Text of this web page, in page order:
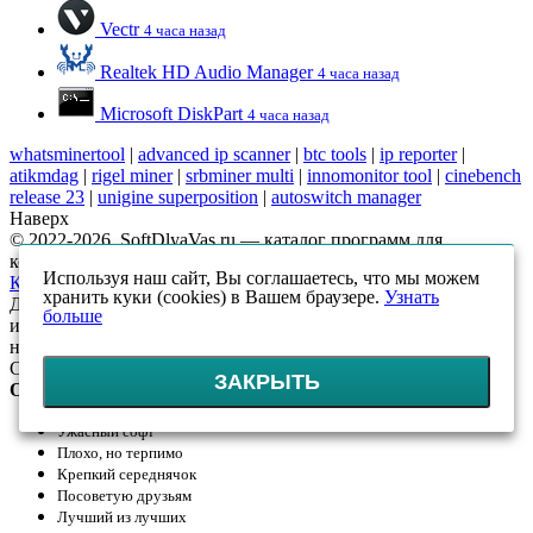
Vectr 4 часа назад
Realtek HD Audio Manager 4 часа назад
Microsoft DiskPart 4 часа назад
whatsminertool | advanced ip scanner| btc tools | ip reporter|
atikmdag | rigel miner| srbminer multi | innomonitor tool | cinebench
release 23 | unigine superposition | autoswitch manager
Наверх
© 2022-2026, SoftDlyaVas.ru — каталог программ для
компьютера.
Карта сайта
Данный интернет-сайт носит исключительно
информационный характер и ни при каких условиях
не является публичной офертой, определяемой положениями
Статьи 437 (2) ГК РФ
Оцените!
Ужасный софт
Плохо, но терпимо
Крепкий середнячок
Посоветую друзьям
Лучший из лучших
Используя наш сайт, Вы соглашаетесь, что мы можем
хранить куки (cookies) в Вашем браузере. Узнать
больше
ЗАКРЫТЬ